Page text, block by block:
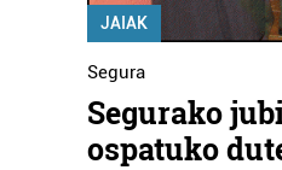
JAIAK
Segura
Segurako
ospatuko